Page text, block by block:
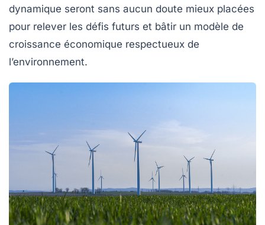
dynamique seront sans aucun doute mieux placées
pour relever les défis futurs et bâtir un modèle de
croissance économique respectueux de
l’environnement.